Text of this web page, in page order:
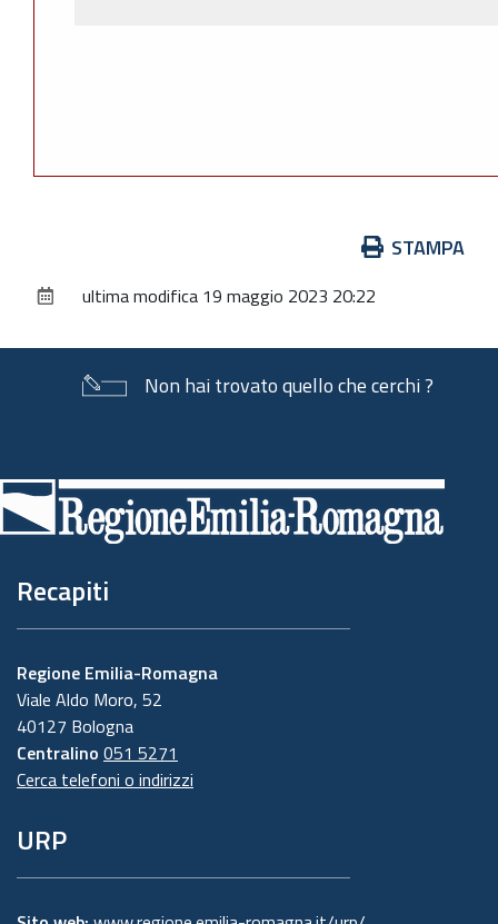
documento
STAMPA
ultima modifica 19 maggio 2023 20:22
Non hai trovato quello che cerchi ?
di
pagina
Recapiti
Regione Emilia-Romagna
Viale Aldo Moro, 52
40127 Bologna
Centralino 051 5271
Cerca telefoni o indirizzi
URP